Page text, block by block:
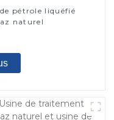
pétrole liquéfié
naturel